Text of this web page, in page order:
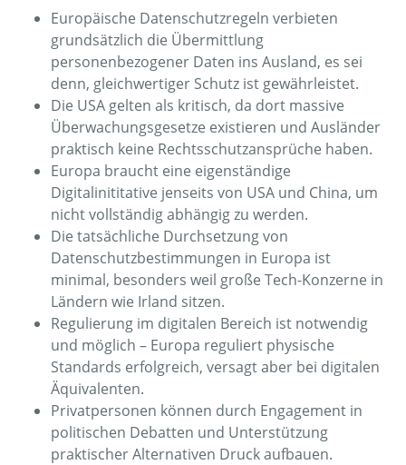
Europäische Datenschutzregeln verbieten
grundsätzlich die Übermittlung
personenbezogener Daten ins Ausland, es sei
denn, gleichwertiger Schutz ist gewährleistet.
Die USA gelten als kritisch, da dort massive
Überwachungsgesetze existieren und Ausländer
praktisch keine Rechts­schutzansprüche haben.
Europa braucht eine eigenständige
Digitalinititative jenseits von USA und China, um
nicht vollständig abhängig zu werden.
Die tatsächliche Durchsetzung von
Datenschutzbestimmungen in Europa ist
minimal, besonders weil große Tech-Konzerne in
Ländern wie Irland sitzen.
Regulierung im digitalen Bereich ist notwendig
und möglich – Europa reguliert physische
Standards erfolgreich, versagt aber bei digitalen
Äquivalenten.
Privatpersonen können durch Engagement in
politischen Debatten und Unterstützung
praktischer Alternativen Druck aufbauen.